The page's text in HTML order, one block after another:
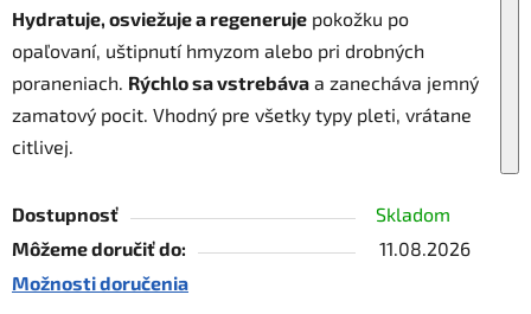
Hydratuje, osviežuje a regeneruje pokožku po
opaľovaní, uštipnutí hmyzom alebo pri drobných
poraneniach. Rýchlo sa vstrebáva a zanecháva jemný
zamatový pocit. Vhodný pre všetky typy pleti, vrátane
citlivej.
Dostupnosť
Skladom
Môžeme doručiť do:
11.08.2026
Možnosti doručenia